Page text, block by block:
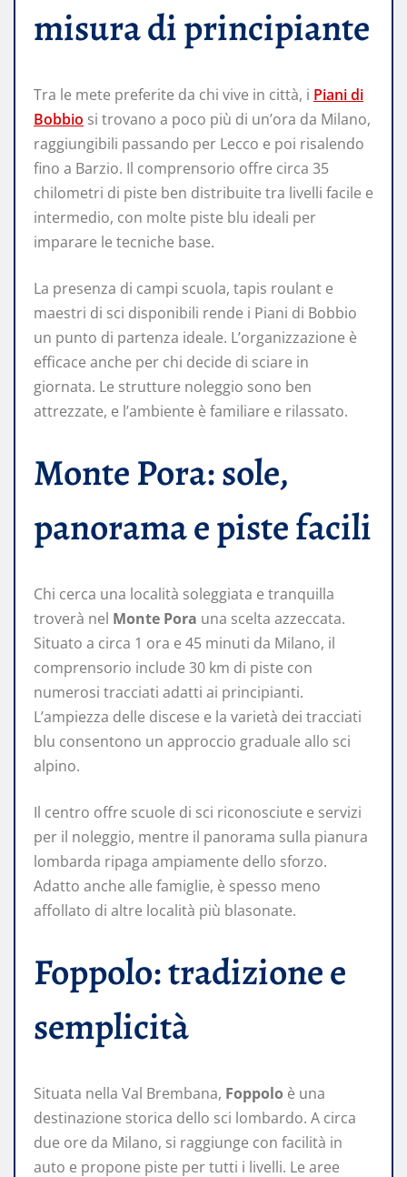
misura di principiante
Tra le mete preferite da chi vive in città, i Piani di
Bobbio si trovano a poco più di un’ora da Milano,
raggiungibili passando per Lecco e poi risalendo
fino a Barzio. Il comprensorio offre circa 35
chilometri di piste ben distribuite tra livelli facile e
intermedio, con molte piste blu ideali per
imparare le tecniche base.
La presenza di campi scuola, tapis roulant e
maestri di sci disponibili rende i Piani di Bobbio
un punto di partenza ideale. L’organizzazione è
efficace anche per chi decide di sciare in
giornata. Le strutture noleggio sono ben
attrezzate, e l’ambiente è familiare e rilassato.
Monte Pora: sole,
panorama e piste facili
Chi cerca una località soleggiata e tranquilla
troverà nel Monte Pora una scelta azzeccata.
Situato a circa 1 ora e 45 minuti da Milano, il
comprensorio include 30 km di piste con
numerosi tracciati adatti ai principianti.
L’ampiezza delle discese e la varietà dei tracciati
blu consentono un approccio graduale allo sci
alpino.
Il centro offre scuole di sci riconosciute e servizi
per il noleggio, mentre il panorama sulla pianura
lombarda ripaga ampiamente dello sforzo.
Adatto anche alle famiglie, è spesso meno
affollato di altre località più blasonate.
Foppolo: tradizione e
semplicità
Situata nella Val Brembana, Foppolo è una
destinazione storica dello sci lombardo. A circa
due ore da Milano, si raggiunge con facilità in
auto e propone piste per tutti i livelli. Le aree